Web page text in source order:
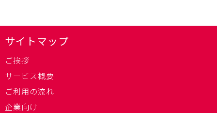
サイトマップ
ご挨拶
サービス概要
ご利用の流れ
企業向け